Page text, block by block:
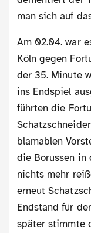
man sich auf
Am 02.04. war es dann soweit. Der BVB musste in
Köln gegen
der 35. Minute
ins Endspiel
führten die
blamablen
die Borussen in
nichts mehr
erneut
Endstand für
später stimmte